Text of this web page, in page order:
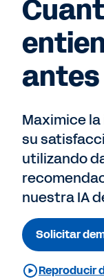
Sectores
Recursos
Maximice
su
utilizando
nuestra IA
Solicitar
Reproducir